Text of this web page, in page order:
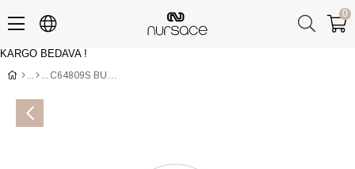
KARGO BEDAVA !
0
C64809S BUFFALO Siyah